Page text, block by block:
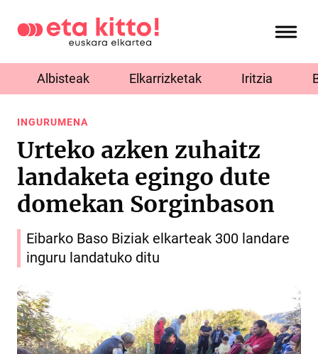
Albisteak Elkarrizketak Iritzia
INGURUMENA
Urteko azken zuhaitz
landaketa egingo dute
domekan Sorginbason
Eibarko Baso Biziak elkarteak 300 landare
inguru landatuko ditu